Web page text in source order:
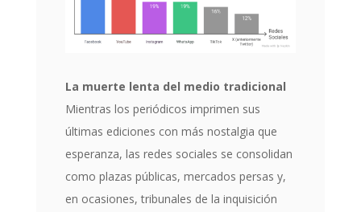
La muerte lenta del medio tradicional
Mientras los periódicos imprimen sus
últimas ediciones con más nostalgia que
esperanza, las redes sociales se consolidan
como plazas públicas, mercados persas y,
en ocasiones, tribunales de la inquisición